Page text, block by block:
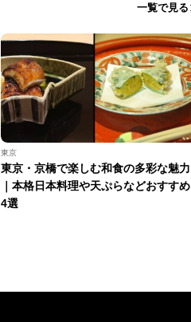
一覧で見る
東京
東京・京橋で楽しむ和食の多彩な魅力
｜本格日本料理や天ぷらなどおすすめ
4選